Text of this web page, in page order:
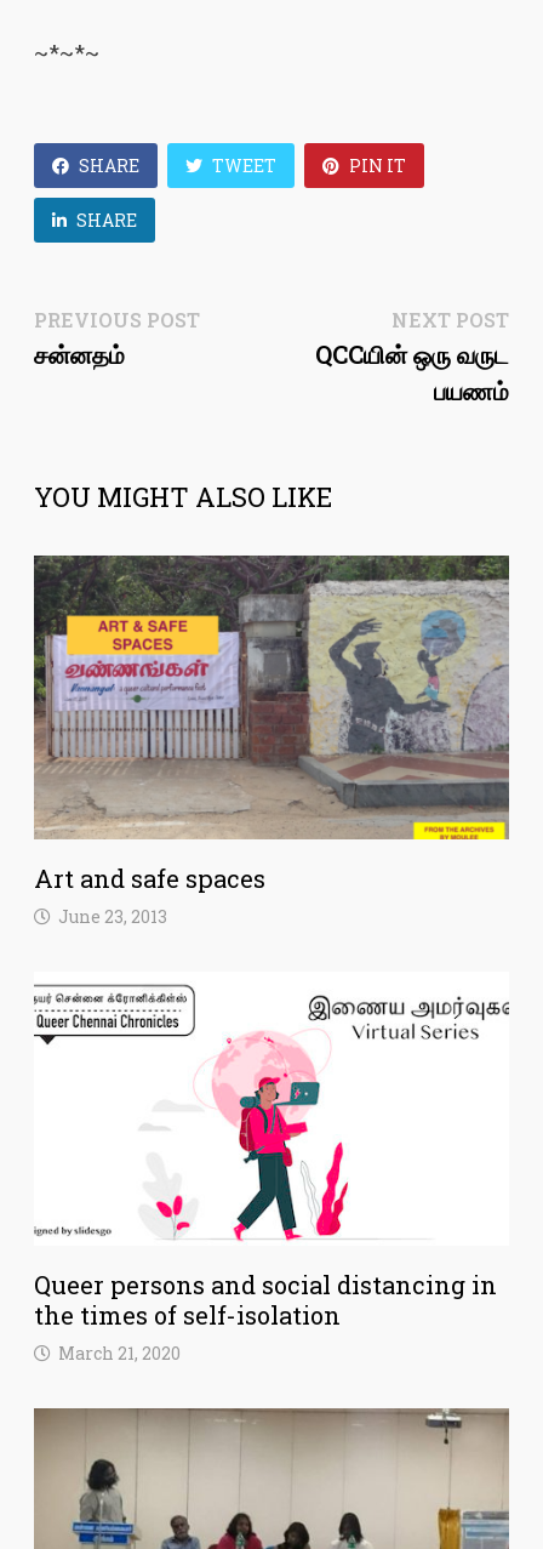
~*~*~
SHARE TWEET PIN IT
SHARE
Post
navigation
PREVIOUS POSTPrevious
சன்னதம்
NEXT POST
QCCயின் ஒரு வருட
பயணம்
YOU MIGHT ALSO LIKE
Art and safe spaces
June 23, 2013
Queer persons and social distancing in
the times of self-isolation
March 21, 2020